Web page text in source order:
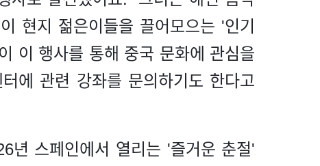
현지 젊은이들을 끌어모으는 '인기
이 행사를 통해 중국 문화에 관심을
에 관련 강좌를 문의하기도 한다고
년 스페인에서 열리는 '즐거운 춘절'